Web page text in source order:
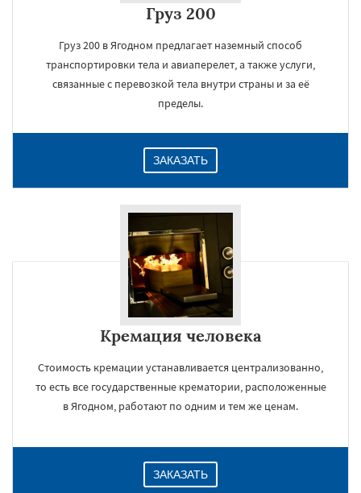
Груз 200
Груз 200 в Ягодном предлагает наземный способ
транспортировки тела и авиаперелет, а также услуги,
связанные с перевозкой тела внутри страны и за её
пределы.
ЗАКАЗАТЬ
Кремация человека
Стоимость кремации устанавливается централизованно,
то есть все государственные крематории, расположенные
в Ягодном, работают по одним и тем же ценам.
ЗАКАЗАТЬ